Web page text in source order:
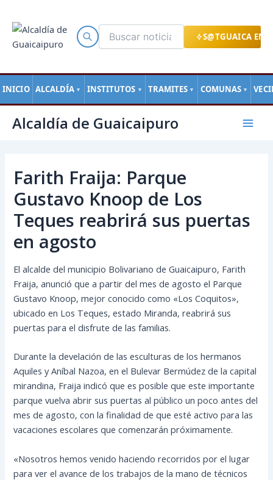
S@TGUAICA EN
INICIO ALCALDÍA ▼ INSTITUTOS ▼ TRAMITES ▼ COMUNAS ▼
contenido
Alcaldía de Guaicaipuro
Main
Farith Fraija: Parque
Gustavo Knoop de Los
Teques reabrirá sus puertas
en agosto
El alcalde del municipio Bolivariano de Guaicaipuro, Farith
Fraija, anunció que a partir del mes de agosto el Parque
Gustavo Knoop, mejor conocido como «Los Coquitos»,
ubicado en Los Teques, estado Miranda, reabrirá sus
puertas para el disfrute de las familias.
Durante la develación de las esculturas de los hermanos
Aquiles y Aníbal Nazoa, en el Bulevar Bermúdez de la capital
mirandina, Fraijaindicó que es posible que este importante
parque vuelva abrir sus puertas al público un poco antes del
mes de agosto, con la finalidad de que esté activo para las
vacaciones escolares que comenzarán próximamente.
«Nosotros hemos venido haciendo recorridos por el lugar
para ver el avance de los trabajos de la mano de técnicos
de